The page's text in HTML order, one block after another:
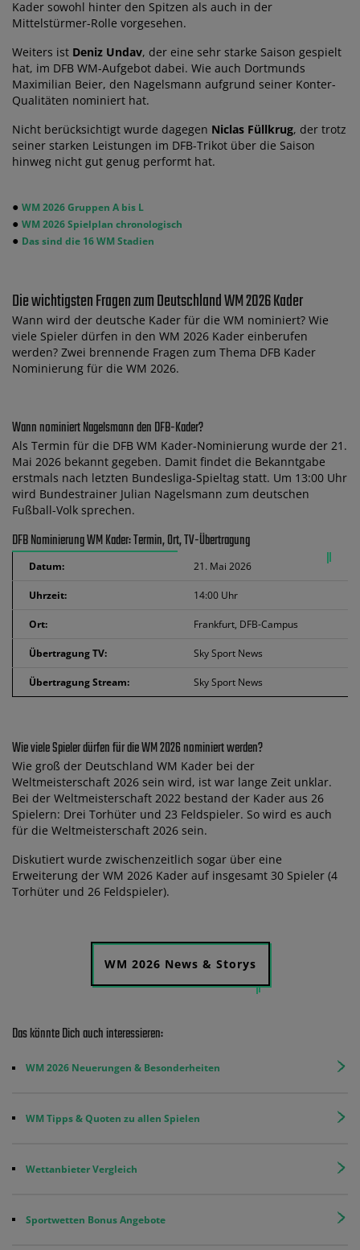
Kader sowohl hinter den Spitzen als auch in der
Mittelstürmer-Rolle vorgesehen.
Weiters ist Deniz Undav, der eine sehr starke Saison gespielt
hat, im DFB WM-Aufgebot dabei. Wie auch Dortmunds
Maximilian Beier, den Nagelsmann aufgrund seiner Konter-
Qualitäten nominiert hat.
Nicht berücksichtigt wurde dagegen Niclas Füllkrug, der trotz
seiner starken Leistungen im DFB-Trikot über die Saison
hinweg nicht gut genug performt hat.
● WM 2026 Gruppen A bis L
● WM 2026 Spielplan chronologisch
● Das sind die 16 WM Stadien
Die wichtigsten Fragen zum Deutschland WM 2026 Kader
Wann wird der deutsche Kader für die WM nominiert? Wie
viele Spieler dürfen in den WM 2026 Kader einberufen
werden? Zwei brennende Fragen zum Thema DFB Kader
Nominierung für die WM 2026.
Wann nominiert Nagelsmann den DFB-Kader?
Als Termin für die DFB WM Kader-Nominierung wurde der 21.
Mai 2026 bekannt gegeben. Damit findet die Bekanntgabe
erstmals nach letzten Bundesliga-Spieltag statt. Um 13:00 Uhr
wird Bundestrainer Julian Nagelsmann zum deutschen
Fußball-Volk sprechen.
DFB Nominierung WM Kader: Termin, Ort, TV-Übertragung
Datum: 21. Mai 2026
Uhrzeit: 14:00 Uhr
Ort: Frankfurt, DFB-Campus
Übertragung TV: Sky Sport News
Übertragung Stream: Sky Sport News
Wie viele Spieler dürfen für die WM 2026 nominiert werden?
Wie groß der Deutschland WM Kader bei der
Weltmeisterschaft 2026 sein wird, ist war lange Zeit unklar.
Bei der Weltmeisterschaft 2022 bestand der Kader aus 26
Spielern: Drei Torhüter und 23 Feldspieler. So wird es auch
für die Weltmeisterschaft 2026 sein.
Diskutiert wurde zwischenzeitlich sogar über eine
Erweiterung der WM 2026 Kader auf insgesamt 30 Spieler (4
Torhüter und 26 Feldspieler).
WM 2026 News & Storys
Das könnte Dich auch interessieren:
WM 2026 Neuerungen & Besonderheiten
WM Tipps & Quoten zu allen Spielen
Wettanbieter Vergleich
Sportwetten Bonus Angebote